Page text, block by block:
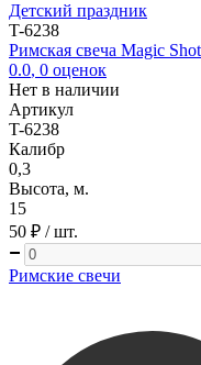
Детский праздник
T-6238
Римская свеча Magic
0.0, 0 оценок
Нет в наличии
Артикул
T-6238
Калибр
0,3
Высота, м.
15
50 ₽ / шт.
Римские свечи